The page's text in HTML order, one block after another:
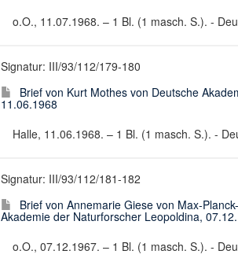
o.O., 11.07.1968. – 1 Bl. (1 masch. S.). -
Signatur: III/93/112/179-180
Brief von Kurt Mothes von Deutsche
11.06.1968
Halle, 11.06.1968. – 1 Bl. (1 masch. S.). -
Signatur: III/93/112/181-182
Brief von Annemarie Giese von Max-
Akademie der Naturforscher Leopoldina,
o.O., 07.12.1967. – 1 Bl. (1 masch. S.). -